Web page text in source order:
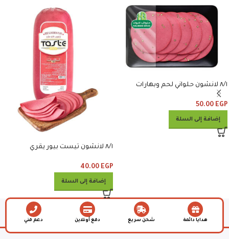
٨/١ لانشون حلواني لحم وبهارات
50.00 EGP
إضافة إلى السلة
٨/١ لانشون تيست بيور يقري
40.00 EGP
إضافة إلى السلة
هدايا دائمة شحن سريع دفع أونلاين دعم فني